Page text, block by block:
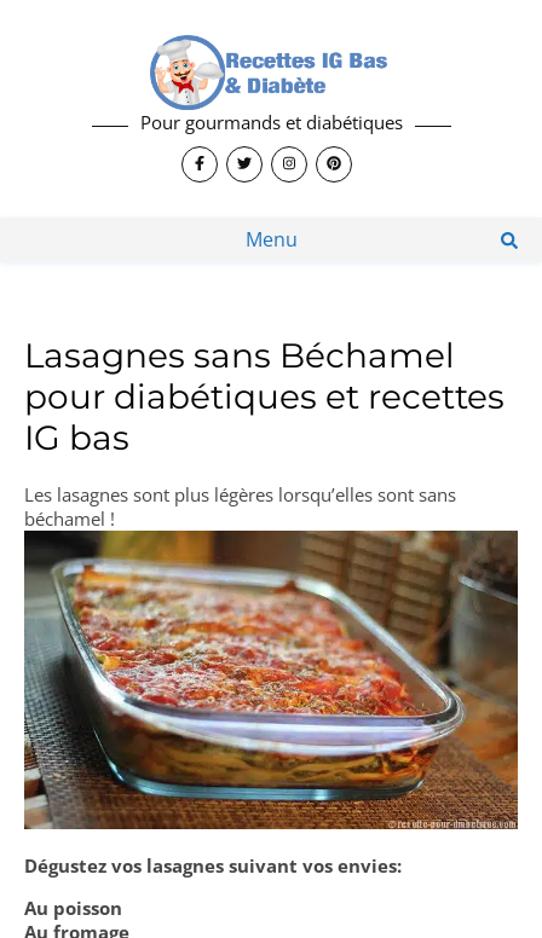
Pour gourmands et diabétiques
Menu
Lasagnes sans Béchamel
pour diabétiques et recettes
IG bas
Les lasagnes sont plus légères lorsqu’elles sont sans
béchamel !
Dégustez vos lasagnes suivant vos envies:
Au poisson
Au fromage